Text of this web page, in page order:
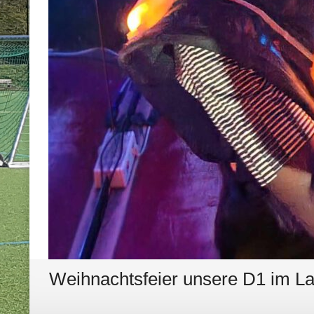
Weihnachtsfeier unsere D1 im